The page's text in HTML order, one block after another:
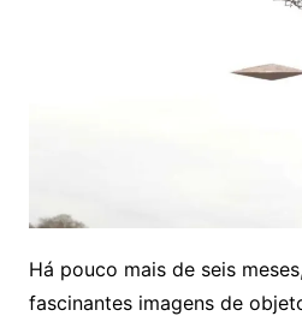
Há pouco mais de seis
fascinantes imagens de